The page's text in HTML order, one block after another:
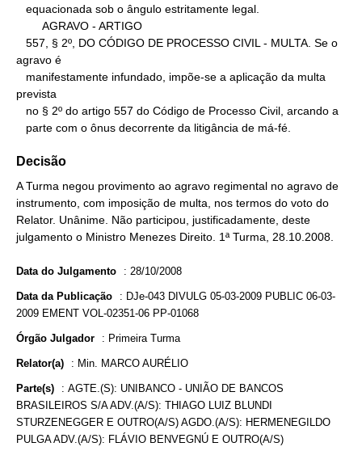
agravo é
prevista
   parte com o ônus decorrente da litigância de má-fé.
Decisão
A Turma negou provimento ao agravo regimental no agravo de
instrumento, com imposição de multa, nos termos do voto do
Relator. Unânime. Não participou, justificadamente, deste
julgamento o Ministro Menezes Direito. 1ª Turma, 28.10.2008.
Data do Julgamento : 28/10/2008
Data da Publicação : DJe-043 DIVULG 05-03-2009 PUBLIC 06-03-
2009 EMENT VOL-02351-06 PP-01068
Órgão Julgador : Primeira Turma
Relator(a) : Min. MARCO AURÉLIO
Parte(s) : AGTE.(S): UNIBANCO - UNIÃO DE BANCOS
BRASILEIROS S/A ADV.(A/S): THIAGO LUIZ BLUNDI
STURZENEGGER E OUTRO(A/S) AGDO.(A/S): HERMENEGILDO
PULGA ADV.(A/S): FLÁVIO BENVEGNÚ E OUTRO(A/S)